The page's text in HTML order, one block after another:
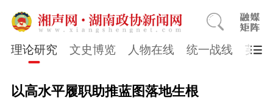
理论研究 文史博览 人物在线 统一战线 芙蓉
以高水平履职助推蓝图落地生根